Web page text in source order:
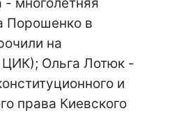
- многолетняя
Порошенко в
на
Ольга Лотюк -
и
права Киевского